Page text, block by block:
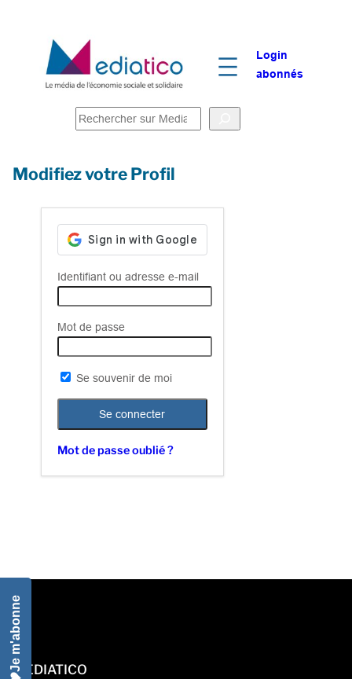
Login
abonnés
R
e
h
r
c
h
r
Modifiez votre Profil
Identifiant ou adresse e-mail
Mot de passe
Se souvenir de moi
Mot de passe oublié ?
MEDIATICO
Je m'abonne